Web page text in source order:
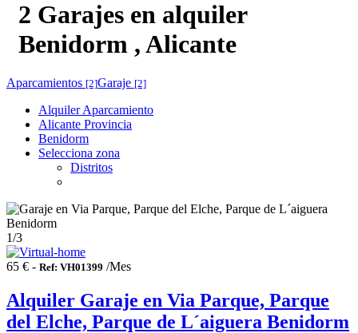
2 Garajes en alquiler
Benidorm , Alicante
Aparcamientos [2]Garaje [2]
Alquiler Aparcamiento
Alicante Provincia
Benidorm
Selecciona zona
Distritos
1/3
65 € - Ref: VH01399 /Mes
Alquiler Garaje en Via Parque, Parque
del Elche, Parque de L´aiguera Benidorm